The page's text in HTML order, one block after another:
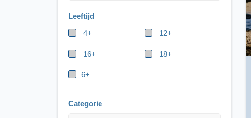
Leeftijd
4+
12+
16+ 18+
6+
Categorie